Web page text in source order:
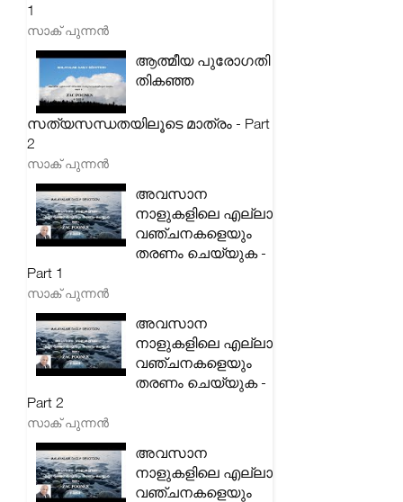
1
സാക് പുന്നൻ
ആത്മീയ പുരോഗതി
തികഞ്ഞ
സത്യസന്ധതയിലൂടെ മാത്രം - Part
2
സാക് പുന്നൻ
അവസാന
നാളുകളിലെ എല്ലാ
വഞ്ചനകളെയും
തരണം ചെയ്യുക -
Part 1
സാക് പുന്നൻ
അവസാന
നാളുകളിലെ എല്ലാ
വഞ്ചനകളെയും
തരണം ചെയ്യുക -
Part 2
സാക് പുന്നൻ
അവസാന
നാളുകളിലെ എല്ലാ
വഞ്ചനകളെയും